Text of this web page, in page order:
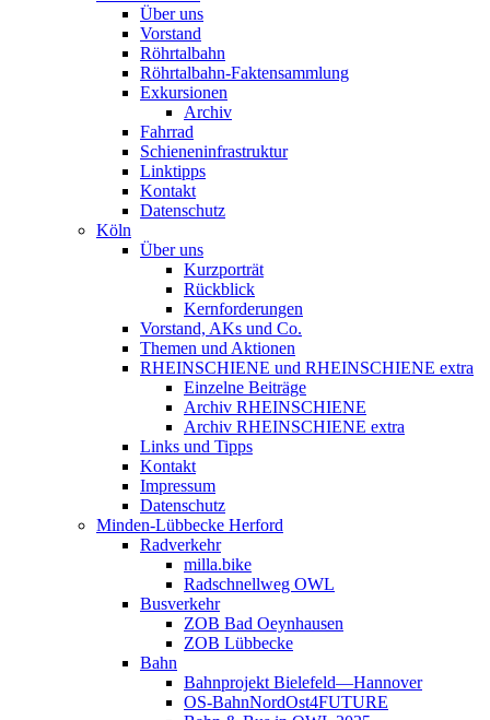
Über uns
Vorstand
Röhrtalbahn
Röhrtalbahn-Faktensammlung
Exkursionen
Archiv
Fahrrad
Schieneninfrastruktur
Linktipps
Kontakt
Datenschutz
Köln
Über uns
Kurzporträt
Rückblick
Kernforderungen
Vorstand, AKs und Co.
Themen und Aktionen
RHEINSCHIENE und RHEINSCHIENE extra
Einzelne Beiträge
Archiv RHEINSCHIENE
Archiv RHEINSCHIENE extra
Links und Tipps
Kontakt
Impressum
Datenschutz
Minden-Lübbecke Herford
Radverkehr
milla.bike
Radschnellweg OWL
Busverkehr
ZOB Bad Oeynhausen
ZOB Lübbecke
Bahn
Bahnprojekt Bielefeld—Hannover
OS-BahnNordOst4FUTURE